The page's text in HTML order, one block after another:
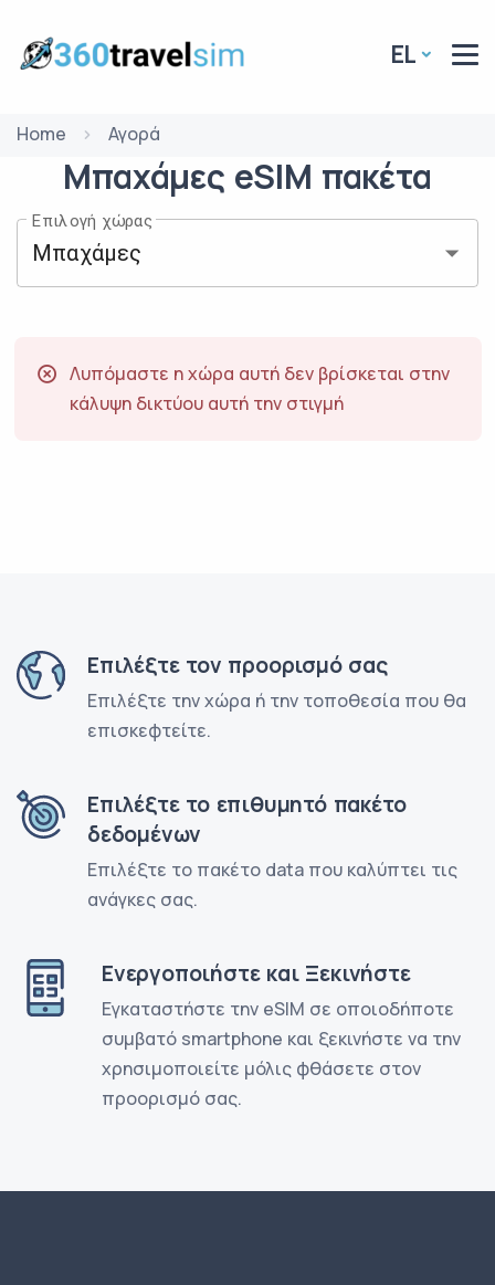
EL
Home Αγορά
Μπαχάμες eSIM πακέτα
Επιλογή χώρας
Λυπόμαστε η χώρα αυτή δεν βρίσκεται στην
κάλυψη δικτύου αυτή την στιγμή
Επιλέξτε τον προορισμό σας
Επιλέξτε την χώρα ή την τοποθεσία που θα
επισκεφτείτε.
Επιλέξτε το επιθυμητό πακέτο
δεδομένων
Επιλέξτε το πακέτο data που καλύπτει τις
ανάγκες σας.
Ενεργοποιήστε και Ξεκινήστε
Εγκαταστήστε την eSIM σε οποιοδήποτε
συμβατό smartphone και ξεκινήστε να την
χρησιμοποιείτε μόλις φθάσετε στον
προορισμό σας.